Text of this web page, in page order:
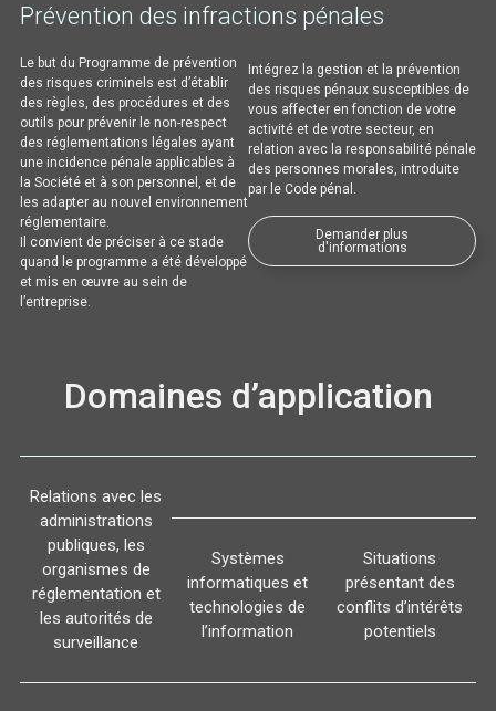
Prévention des infractions pénales
Le but du Programme de prévention
des risques criminels est d’établir
des règles, des procédures et des
outils pour prévenir le non-respect
des réglementations légales ayant
une incidence pénale applicables à
la Société et à son personnel, et de
les adapter au nouvel environnement
réglementaire.
Il convient de préciser à ce stade
quand le programme a été développé
et mis en œuvre au sein de
l’entreprise.
Intégrez la gestion et la prévention
des risques pénaux susceptibles de
vous affecter en fonction de votre
activité et de votre secteur, en
relation avec la responsabilité pénale
des personnes morales, introduite
par le Code pénal.
Demander plus
d'informations
Domaines d’application
Relations avec les
administrations
publiques, les
organismes de
réglementation et
les autorités de
surveillance
Systèmes
informatiques et
technologies de
l’information
Situations
présentant des
conflits d’intérêts
potentiels